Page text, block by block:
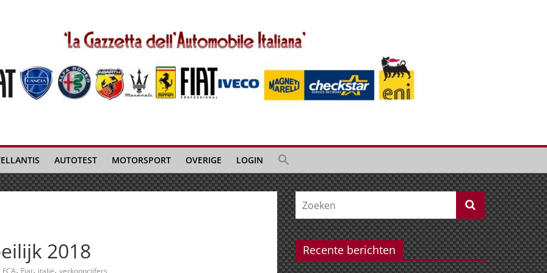
AUTOTEST MOTORSPORT OVERIGE LOGIN
2018
FCA, Fiat, italië, verkoopcijfers
Recente berichten